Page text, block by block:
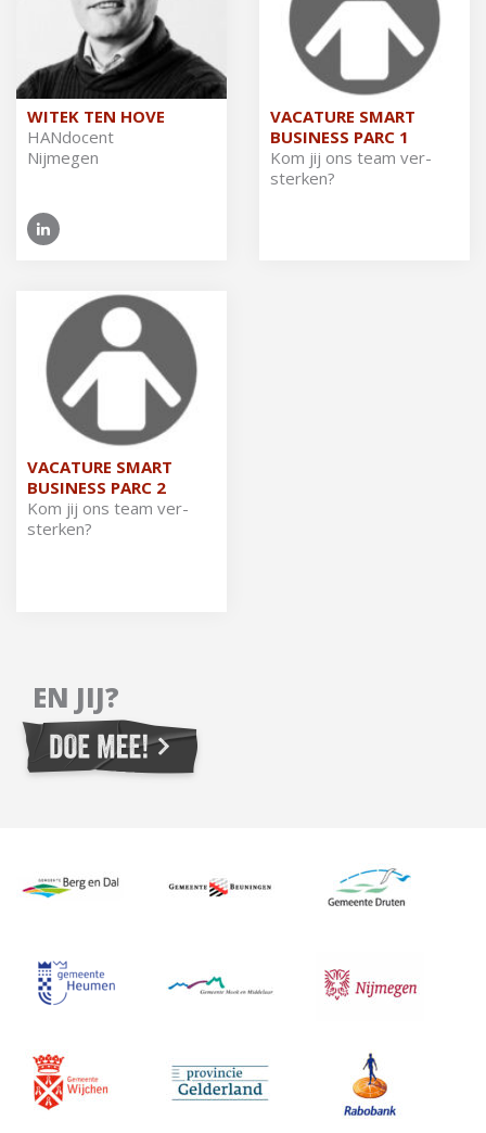
WITEK TEN HOVE
HAN­do­cent
Nijmegen
VACATURE SMART
BUSINESS PARC 1
Kom jij ons team ver­
ster­ken?
VACATURE SMART
BUSINESS PARC 2
Kom jij ons team ver­
ster­ken?
EN JIJ?